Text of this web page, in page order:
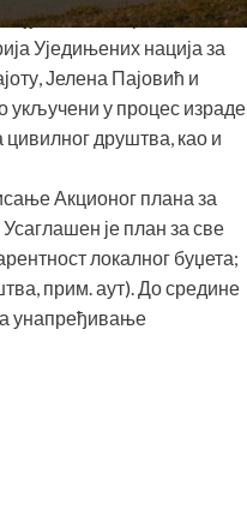
општина кроз
Уједињених нација за
Јелена Пајовић и
укључени у процес израде
цивилног друштва, као и
Акционог плана за
је план за све
локалног буџета;
прим. аут). До средине
унапређивање